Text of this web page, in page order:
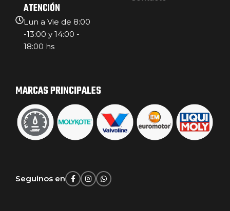
ATENCIÓN
Lun a Vie de 8:00
-13:00 y 14:00 -
18:00 hs
MARCAS PRINCIPALES
Seguinos en